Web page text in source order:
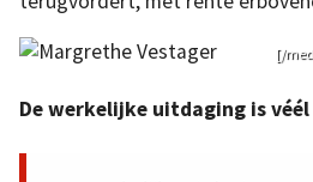
[/
De werkelijke uitdaging is